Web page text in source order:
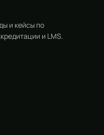
и кейсы по
и LMS.